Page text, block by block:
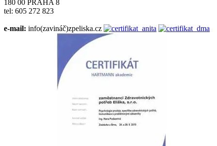
180 00 PRAHA 8
tel: 605 272 823
e-mail: info(zavináč)zpeliska.cz